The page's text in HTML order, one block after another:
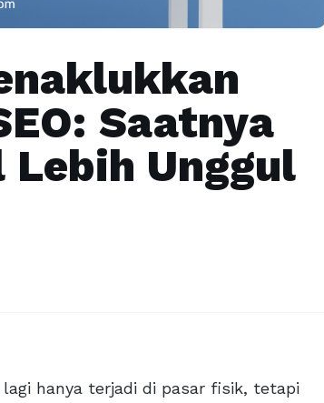
Saatnya
Lebih Unggul
hanya terjadi di pasar fisik, tetapi